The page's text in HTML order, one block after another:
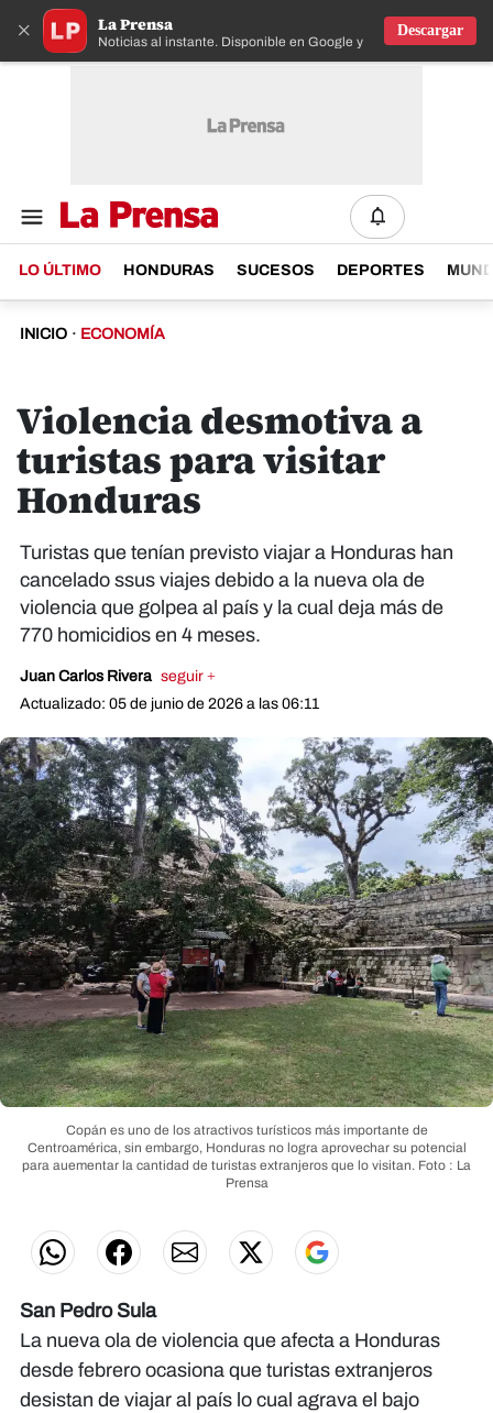
× La Prensa
Noticias al instante. Disponible en Google y IOS
Descargar
LO ÚLTIMO HONDURAS SUCESOS DEPORTES
INICIO · ECONOMÍA
Violencia desmotiva a
turistas para visitar
Honduras
Turistas que tenían previsto viajar a Honduras han
cancelado ssus viajes debido a la nueva ola de
violencia que golpea al país y la cual deja más de
770 homicidios en 4 meses.
Juan Carlos Rivera seguir +
Actualizado: 05 de junio de 2026 a las 06:11
Copán es uno de los atractivos turísticos más importante de
Centroamérica, sin embargo, Honduras no logra aprovechar su potencial
para auementar la cantidad de turistas extranjeros que lo visitan. Foto : La
Prensa
San Pedro Sula
La nueva ola de violencia que afecta a Honduras
desde febrero ocasiona que turistas extranjeros
desistan de viajar al país lo cual agrava el bajo